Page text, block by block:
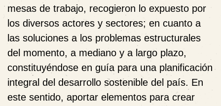
mesas de trabajo, recogieron lo expuesto por
los diversos actores y sectores; en cuanto a
las soluciones a los problemas estructurales
del momento, a mediano y a largo plazo,
constituyéndose en guía para una planificación
integral del desarrollo sostenible del país. En
este sentido, aportar elementos para crear